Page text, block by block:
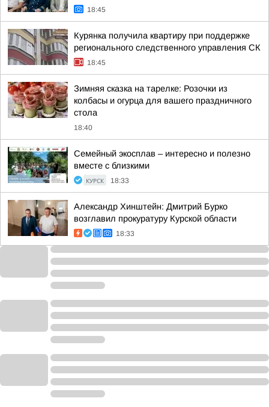
18:45
Курянка получила квартиру при поддержке
регионального следственного управления СК
18:45
Зимняя сказка на тарелке: Розочки из
колбасы и огурца для вашего праздничного
стола
18:40
Семейный экосплав – интересно и полезно
вместе с близкими
КУРСК 18:33
Александр Хинштейн: Дмитрий Бурко
возглавил прокуратуру Курской области
18:33